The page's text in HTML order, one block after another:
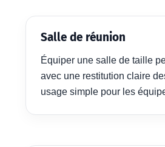
Salle de réunion
Équiper une salle de taille
avec une restitution claire
usage simple pour les